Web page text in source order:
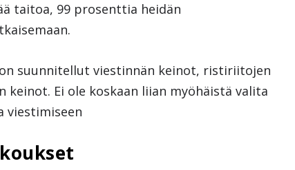
taitoa, 99 prosenttia heidän
suunnitellut viestinnän keinot, ristiriitojen
Ei ole koskaan liian myöhäistä valita
viestimiseen